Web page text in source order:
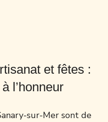
et fêtes :
l’honneur
sur-Mer sont de